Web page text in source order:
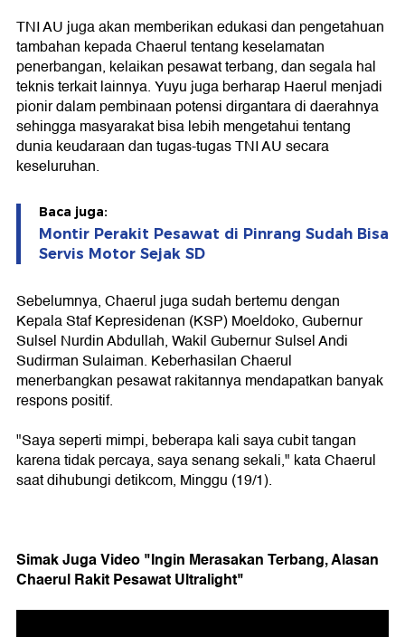
TNI AU juga akan memberikan edukasi dan pengetahuan
tambahan kepada Chaerul tentang keselamatan
penerbangan, kelaikan pesawat terbang, dan segala hal
teknis terkait lainnya. Yuyu juga berharap Haerul menjadi
pionir dalam pembinaan potensi dirgantara di daerahnya
sehingga masyarakat bisa lebih mengetahui tentang
dunia keudaraan dan tugas-tugas TNI AU secara
keseluruhan.
Baca juga:
Montir Perakit Pesawat di Pinrang Sudah Bisa
Servis Motor Sejak SD
Sebelumnya, Chaerul juga sudah bertemu dengan
Kepala Staf Kepresidenan (KSP) Moeldoko, Gubernur
Sulsel Nurdin Abdullah, Wakil Gubernur Sulsel Andi
Sudirman Sulaiman. Keberhasilan Chaerul
menerbangkan pesawat rakitannya mendapatkan banyak
respons positif.
"Saya seperti mimpi, beberapa kali saya cubit tangan
karena tidak percaya, saya senang sekali," kata Chaerul
saat dihubungi detikcom, Minggu (19/1).
Simak Juga Video "Ingin Merasakan Terbang, Alasan
ChaerulRakit Pesawat Ultralight"